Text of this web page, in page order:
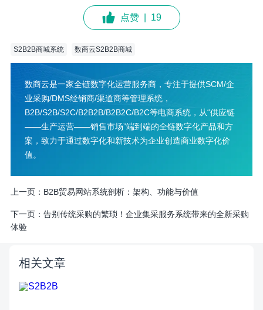
点赞 19
S2B2B商城系统 数商云S2B2B商城
数商云是一家全链数字化运营服务商，专注于提供SCM/企
业采购/DMS经销商/渠道商等管理系统，
B2B/S2B/S2C/B2B2B/B2B2C/B2C等电商系统，从“供应链
——生产运营——销售市场”端到端的全链数字化产品和方
案，致力于通过数字化和新技术为企业创造商业数字化价
值。
上一页： B2B贸易网站系统剖析：架构、功能与价值
下一页： 告别传统采购的繁琐！企业集采服务系统带来的全新采购
体验
相关文章